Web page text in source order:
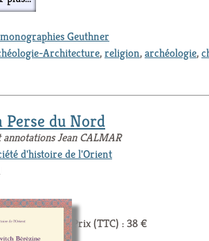
Geuthner
Architecture,religion,archéologie,
Perse du Nord
Jean CALMAR
d'histoire de l'Orient
Prix (TTC) : 38 €